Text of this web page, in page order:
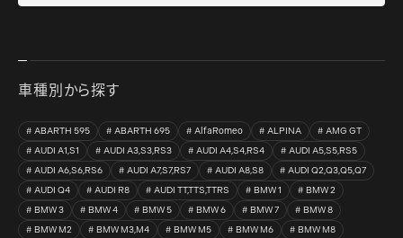
車種別から探す
ABARTH 595 ABARTH 695 AlfaRomeo ALPINA
AMG GT
AUDI A1,S1
AUDI A3,S3,RS3 AUDI A4,S4,RS4
AUDI A5,S5,RS5
AUDI A6,S6,RS6
AUDI A7,S7,RS7 AUDI A8,S8
AUDI Q2,Q3,Q5,Q7
AUDI Q4
AUDI R8 AUDI TT,TTS,TTRS BMW 1
BMW 2
BMW 3
BMW 4 BMW 5 BMW 6 BMW 7
BMW 8
BMW M2
BMW M3,M4 BMW M5 BMW M6
BMW M8